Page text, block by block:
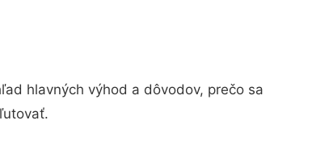
hlavných výhod a dôvodov, prečo sa